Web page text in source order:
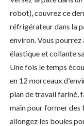
robot), couvrez ce
réfrigérateur dans la
environ. Vous
élastique et collante
Une fois le temps
en 12 morceaux
plan de travail fariné,
main pour former des
allongez les boules